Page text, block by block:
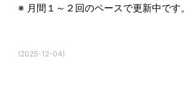
※ 月間１～２回のペースで更新中です。
(2025-12-04)